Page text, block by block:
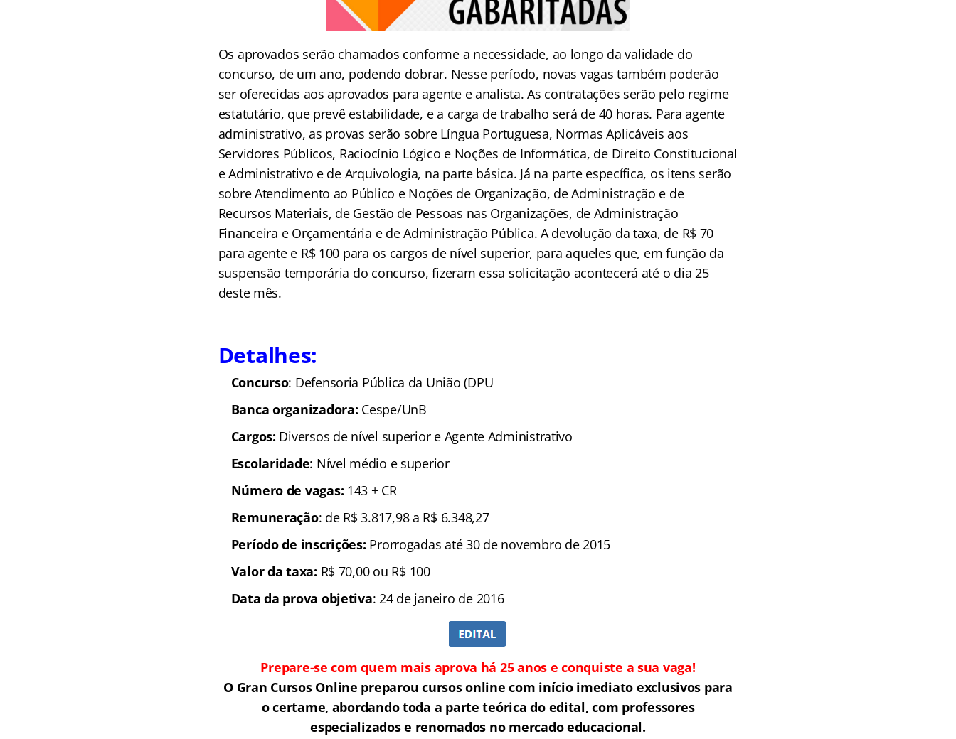
Os aprovados serão chamados conforme a necessidade, ao longo da validade do
concurso, de um ano, podendo dobrar. Nesse período, novas vagas também poderão
ser oferecidas aos aprovados para agente e analista. As contratações serão pelo regime
estatutário, que prevê estabilidade, e a carga de trabalho será de 40 horas. Para agente
administrativo, as provas serão sobre Língua Portuguesa, Normas Aplicáveis aos
Servidores Públicos, Raciocínio Lógico e Noções de Informática, de Direito Constitucional
e Administrativo e de Arquivologia, na parte básica. Já na parte específica, os itens serão
sobre Atendimento ao Público e Noções de Organização, de Administração e de
Recursos Materiais, de Gestão de Pessoas nas Organizações, de Administração
Financeira e Orçamentária e de Administração Pública. A devolução da taxa, de R$ 70
para agente e R$ 100 para os cargos de nível superior, para aqueles que, em função da
suspensão temporária do concurso, fizeram essa solicitação acontecerá até o dia 25
deste mês.
Detalhes:
Concurso: Defensoria Pública da União (DPU
Banca organizadora: Cespe/UnB
Cargos: Diversos de nível superior e Agente Administrativo
Escolaridade: Nível médio e superior
Número de vagas: 143 + CR
Remuneração: de R$ 3.817,98 a R$ 6.348,27
Período de inscrições: Prorrogadas até 30 de novembro de 2015
Valor da taxa: R$ 70,00 ou R$ 100
Data da prova objetiva: 24 de janeiro de 2016
Prepare-se com quem mais aprova há 25 anos e conquiste a sua vaga!
O Gran Cursos Online preparou cursos online com início imediato exclusivos para
o certame, abordando toda a parte teórica do edital, com professores
especializados e renomados no mercado educacional.